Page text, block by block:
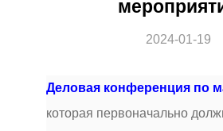
2024-01-19
Деловая конференция по
которая первоначально